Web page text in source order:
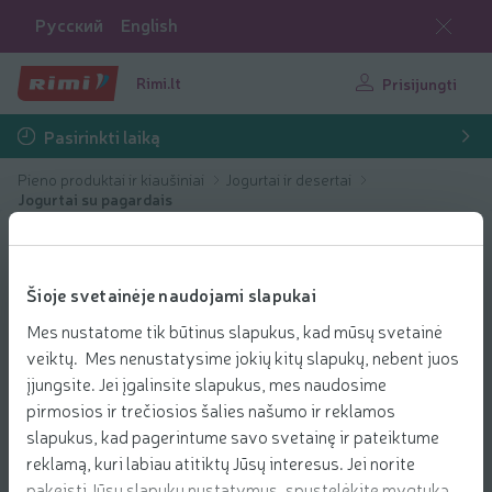
Šioje svetainėje naudojami slapukai
Mes nustatome tik būtinus slapukus, kad mūsų svetainė
veiktų. Mes nenustatysime jokių kitų slapukų, nebent juos
įjungsite. Jei įgalinsite slapukus, mes naudosime
pirmosios ir trečiosios šalies našumo ir reklamos
slapukus, kad pagerintume savo svetainę ir pateiktume
reklamą, kuri labiau atitiktų Jūsų interesus. Jei norite
Русский English
Rimi.lt Prisijungti
Pasirinkti laiką
Pieno produktai ir kiaušiniai
Jogurtai ir desertai
Jogurtai su pagardais